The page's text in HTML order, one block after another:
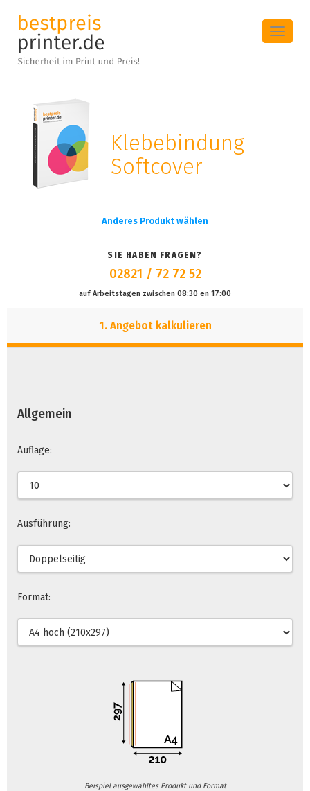
Toggle
Klebebindung
Softcover
Anderes Produkt wählen
SIE HABEN FRAGEN?
02821 / 72 72 52
auf Arbeitstagen zwischen 08:30 en 17:00
1. Angebot kalkulieren
Allgemein
Auflage:
Ausführung:
Format:
Beispiel ausgewähltes Produkt und Format